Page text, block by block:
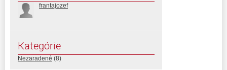
frantajozef
Kategórie
Nezaradené (8)